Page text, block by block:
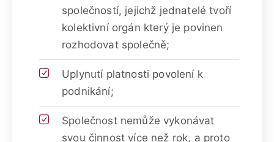
společností, jejichž jednatelé tvoří
kolektivní orgán který je povinen
rozhodovat společně;
Uplynutí platnosti povolení k
podnikání;
Společnost nemůže vykonávat
svou činnost více než rok, a proto